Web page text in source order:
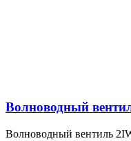
Волноводный
Волноводный вентиль